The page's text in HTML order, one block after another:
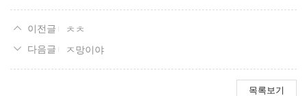
ㅊㅊ
ㅈ망이야
목록보기